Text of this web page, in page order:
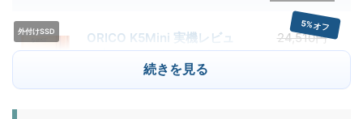
外付けSSD
ORICO K5Mini 実機レビュ
ー | スマホの容量不足対策に
便利な小型外付けSSD
24,510円
5%オフ
23,284
続きを見る